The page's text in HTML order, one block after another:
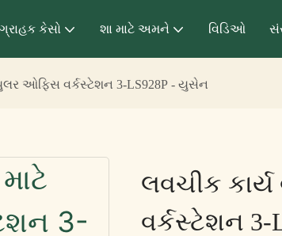
ગ્રાહક કેસો શા માટે અમને વિડિઓ
ઓફિસ વર્કસ્ટેશન 3-LS928P - યુસેન
લવચીક
વર્કસ્ટેશન